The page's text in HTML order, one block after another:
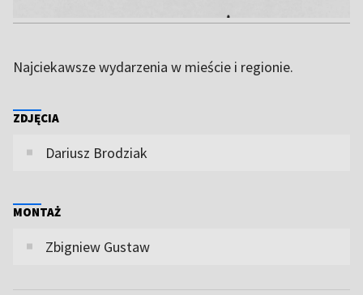
Najciekawsze wydarzenia w mieście i regionie.
ZDJĘCIA
Dariusz Brodziak
MONTAŻ
Zbigniew Gustaw